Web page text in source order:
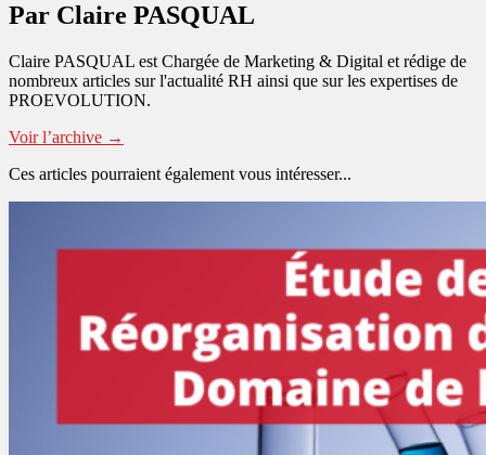
Par Claire PASQUAL
Claire PASQUAL est Chargée de Marketing & Digital et rédige de
nombreux articles sur l'actualité RH ainsi que sur les expertises de
PROEVOLUTION.
Voir l’archive →
Ces articles pourraient également vous intéresser...